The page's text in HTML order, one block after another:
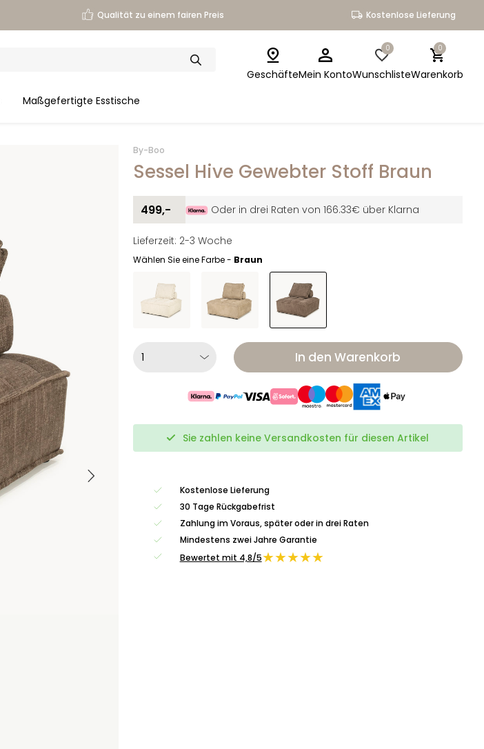
Qualität zu einem fairen Preis Kostenlose Lieferung
Maßgefertigte Esstische
GeschäfteMein Konto
0
Wunschliste
0
Warenkorb
By-Boo
Sessel Hive Gewebter Stoff Braun
499,- Oder in drei Raten von 166.33€ über Klarna
Lieferzeit: 2-3 Woche
Wählen Sie eine Farbe - Braun
In den Warenkorb
Sie zahlen keine Versandkosten für diesen Artikel
Kostenlose Lieferung
30 Tage Rückgabefrist
Zahlung im Voraus, später oder in drei Raten
Mindestens zwei Jahre Garantie
Bewertet mit 4,8/5★★★★★